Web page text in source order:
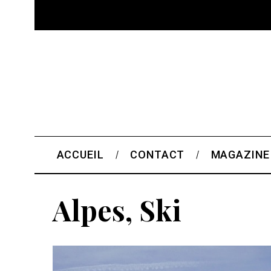
ACCUEIL CONTACT
Alpes, Ski